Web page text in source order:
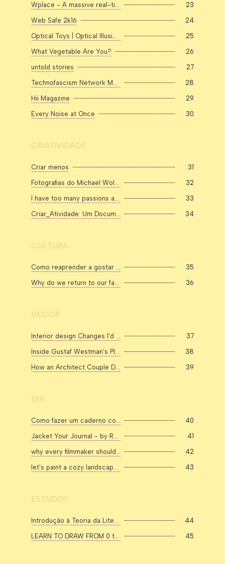
Wplace - A massive real-time pixel art canvas on the world map! 23
Web Safe 2k16 24
Optical Toys | Optical Illusions and Toys 25
What Vegetable Are You? 26
untold stories 27
Technofascism Network Map - Complete with Nationality Filter 28
Hii Magazine 29
Every Noise at Once 30
CRIATIVIDADE
Criar menos 31
Fotografias do Michael Wolf, especialmente, Tokyo Compression 32
I have too many passions and don't know what to focus on → FIX 33
Criar_Atividade: Um Documentário sobre Criatividade 34
CULTURA
Como reaprender a gostar das coisas 35
Why do we return to our favorite TV shows and art? 36
DECOR
Interior design Changes I'd Make in Your Home - YouTube 37
Inside Gustaf Westman’s Playful Small Stockholm Apartment, 30sqm/323sqft 38
How an Architect Couple Designed their Family Home in Milan, 41sqm/441sqft 39
DIY
Como fazer um caderno costurado 40
Jacket Your Journal - by Rose Pearlman - She's Scrappy 41
why every filmmaker should be making zines. 42
let's paint a cozy landscapes 🍁 Illustration tutorial. 43
ESTUDOS
Introdução à Teoria da Literatura #1 com Paul Fry, de Yale - YouTube 44
LEARN TO DRAW FROM 0 to 100! | Roadmap| DrawlikeaSir - YouTube 45